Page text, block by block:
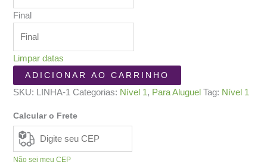
Final
Limpar datas
Linha
Micro
Caixa
2
quantidade
ADICIONAR AO CARRINHO
SKU: LINHA-1 Categorias: Nível 1 , Para Aluguel Tag: Nível 1
Calcular o Frete
Não sei meu CEP